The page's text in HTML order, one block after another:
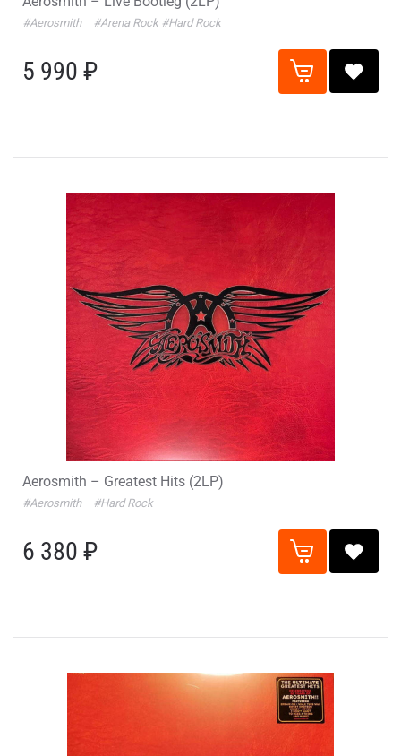
#Aerosmith #Arena Rock #Hard Rock
5 990 ₽
Aerosmith – Greatest Hits (2LP)
#Aerosmith #Hard Rock
6 380 ₽